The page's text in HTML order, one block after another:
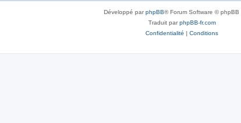
Développé parphpBB® Forum Software © phpBB
Traduit parphpBB-fr.com
Confidentialité | Conditions